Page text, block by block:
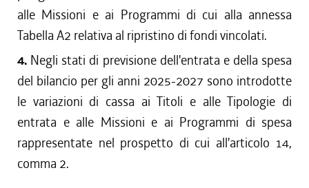
alle Missioni e ai Programmi di cui alla annessa
Tabella A2 relativa al ripristino di fondi vincolati.
4. Negli stati di previsione dell'entrata e della spesa
del bilancio per gli anni 2025-2027 sono introdotte
le variazioni di cassa ai Titoli e alle Tipologie di
entrata e alle Missioni e ai Programmi di spesa
rappresentate nel prospetto di cui all'articolo 14,
comma 2.